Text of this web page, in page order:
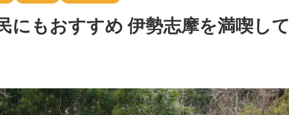
にもおすすめ 伊勢志摩を満喫して